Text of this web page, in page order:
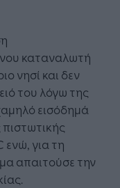
καταναλωτή
νησί και δεν
του λόγω της
εισόδημά
ενώ, για τη
απαιτούσε την